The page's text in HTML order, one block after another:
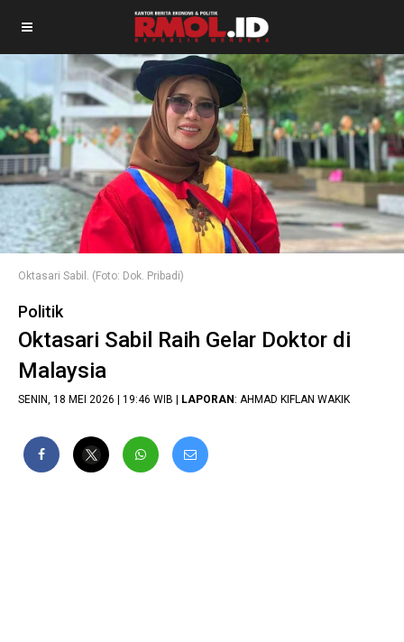
Oktasari Sabil. (Foto: Dok. Pribadi)
Politik
Oktasari Sabil Raih Gelar Doktor di
Malaysia
SENIN, 18 MEI 2026 | 19:46 WIB | LAPORAN: AHMAD KIFLAN WAKIK